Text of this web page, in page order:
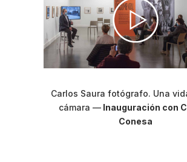
Carlos Saura fotógrafo. Una
cámara— Inauguración con
Conesa